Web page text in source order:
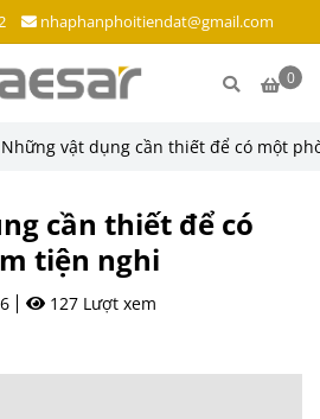
nhaphanphoitiendat@gmail.com
0
Những vật dụng cần thiết để có một
cần thiết để có
tiện nghi
127 Lượt xem